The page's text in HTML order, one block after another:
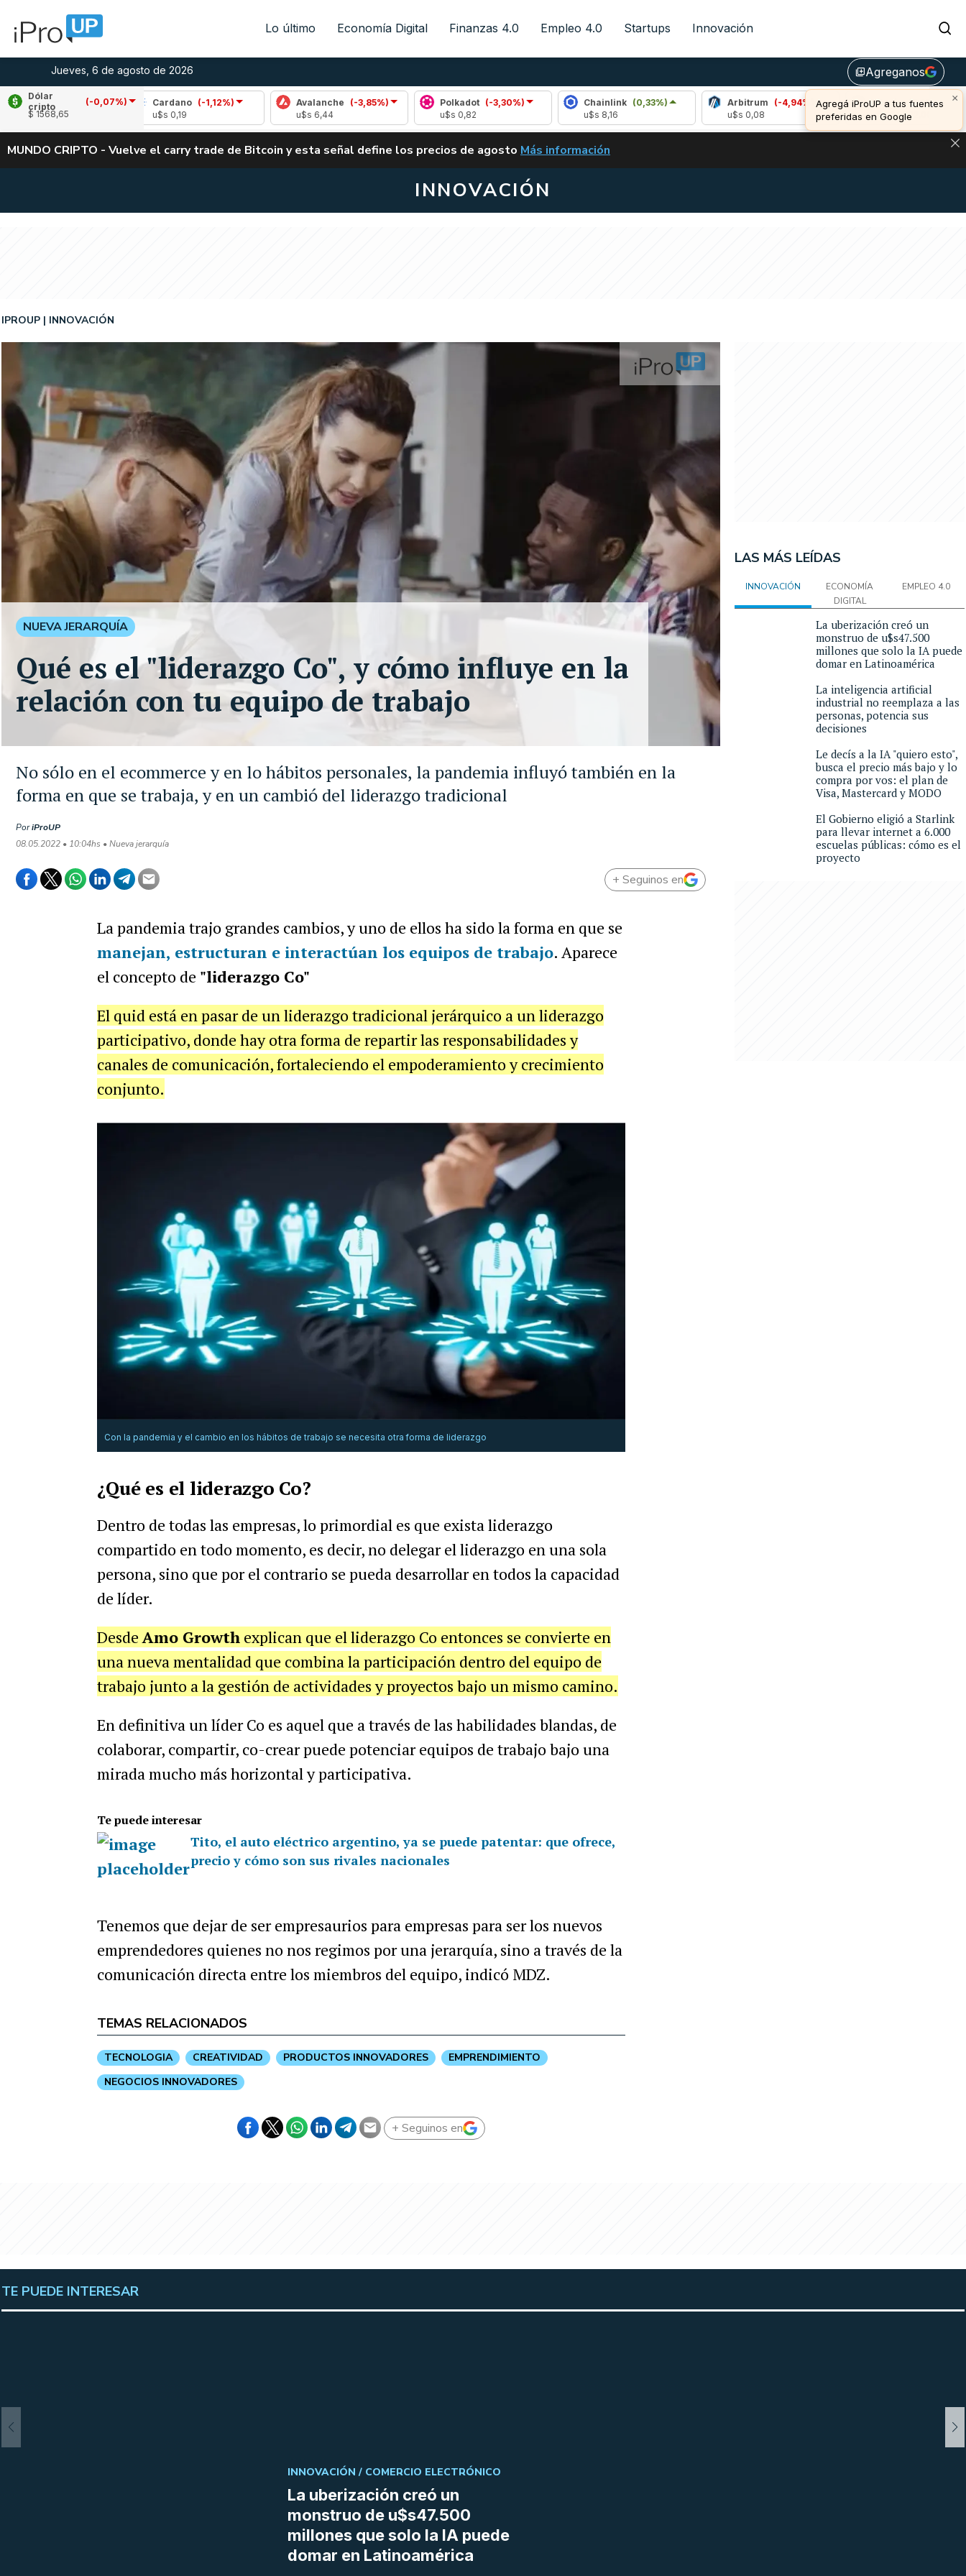
Lo último Economía Digital Finanzas 4.0 Empleo 4.0 Startups Innovación
Jueves, 6 de agosto de 2026 library_addAgreganos
×
Agregá iProUP a tus fuentes
preferidas en Google
Dólar
cripto
(-0,07%)
$ 1568,65
1,66%) Cardano (-1,12%)
Avalanche (-3,85%)
Polkadot (-3,30%)
Chainlink
(0,33%)
Arbitrum
(-4,94%)
Bitcoin (0,13%)
u$s 64.502,00
ALERTA
MUNDO CRIPTO - Vuelve el carry trade de Bitcoin y esta señal define los precios de agosto VUELVE EL CARRY TRADE DE BITCOIN Y ESTA SEÑAL DEFINE LOS PRECIOS DE
Más información
INNOVACIÓN
No sólo en el ecommerce y en lo hábitos personales, la pandemia influyó también en la
forma en que se trabaja, y en un cambió del liderazgo tradicional
IPROUP INNOVACIÓN
PoriProUP
08.05.2022 • 10:04hs • Nueva jerarquía
NUEVA JERARQUÍA
Qué es el "liderazgo Co", y cómo influye en la
relación con tu equipo de trabajo
+ Seguinos en
La pandemia trajo grandes cambios, y uno de ellos ha sido la forma en que se
manejan, estructuran e interactúan los equipos de trabajo. Aparece
el concepto de "liderazgo Co"
El quid está en pasar de un liderazgo tradicional jerárquico a un liderazgo
participativo, donde hay otra forma de repartir las responsabilidades y
canales de comunicación, fortaleciendo el empoderamiento y crecimiento
conjunto.
Con la pandemia y el cambio en los hábitos de trabajo se necesita otra forma de liderazgo
¿Qué es el liderazgo Co?
Dentro de todas las empresas, lo primordial es que exista liderazgo
compartido en todo momento, es decir, no delegar el liderazgo en una sola
persona, sino que por el contrario se pueda desarrollar en todos la capacidad
de líder.
DesdeAmo Growthexplican que el liderazgo Co entonces se convierte en
una nueva mentalidad que combina la participación dentro del equipo de
trabajo junto a la gestión de actividades y proyectos bajo un mismo camino.
En definitiva un líder Co es aquel que a través de las habilidades blandas, de
colaborar, compartir, co-crear puede potenciar equipos de trabajo bajo una
mirada mucho más horizontal y participativa.
Te puede interesar
Tito, el auto eléctrico argentino, ya se puede patentar: que ofrece,
precio y cómo son sus rivales nacionales
Tenemos que dejar de ser empresaurios para empresas para ser los nuevos
emprendedores quienes no nos regimos por una jerarquía, sino a través de la
comunicación directa entre los miembros del equipo, indicó MDZ.
TEMAS RELACIONADOS
TECNOLOGIA CREATIVIDAD PRODUCTOS INNOVADORES
EMPRENDIMIENTO
NEGOCIOS INNOVADORES
+ Seguinos en
LAS MÁS LEÍDAS
INNOVACIÓN
ECONOMÍA
DIGITAL
EMPLEO 4.0
La uberización creó un
monstruo de u$s47.500
millones que solo la IA puede
domar en Latinoamérica
La inteligencia artificial
industrial no reemplaza a las
personas, potencia sus
decisiones
Le decís a la IA "quiero esto",
busca el precio más bajo y lo
compra por vos: el plan de
Visa, Mastercard y MODO
El Gobierno eligió a Starlink
para llevar internet a 6.000
escuelas públicas: cómo es el
proyecto
TE PUEDE INTERESAR
La uberización creó un
monstruo de u$s47.500
millones que solo la IA puede
domar en Latinoamérica
INNOVACIÓN / COMERCIO ELECTRÓNICO